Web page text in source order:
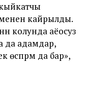
менен кайрылды.
колунда аёосуз
да адамдар,
да бар»,